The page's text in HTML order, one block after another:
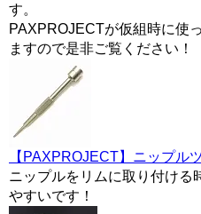
す。
PAXPROJECTが仮組時に使
ますので是非ご覧ください！
【PAXPROJECT】ニップル
ニップルをリムに取り付ける
やすいです！